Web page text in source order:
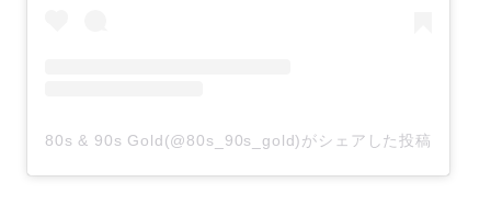
80s & 90s Gold(@80s_90s_gold)がシェアした投稿